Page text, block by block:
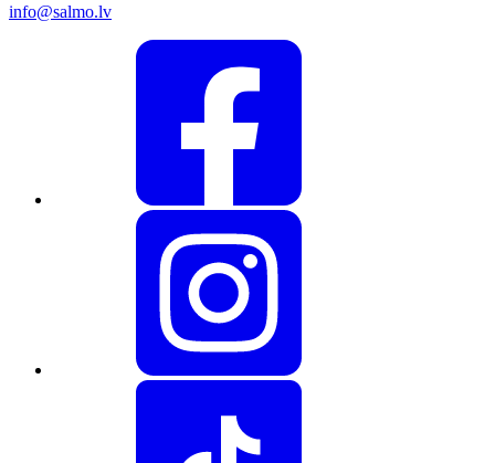
info@salmo.lv